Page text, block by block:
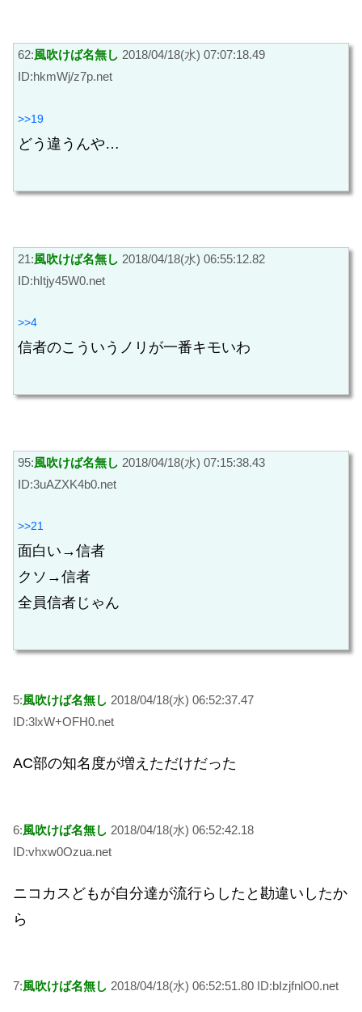
62:風吹けば名無し 2018/04/18(水) 07:07:18.49
ID:hkmWj/z7p.net
>>19
どう違うんや…
21:風吹けば名無し 2018/04/18(水) 06:55:12.82
ID:hItjy45W0.net
>>4
信者のこういうノリが一番キモいわ
95:風吹けば名無し 2018/04/18(水) 07:15:38.43
ID:3uAZXK4b0.net
>>21
面白い→信者
クソ→信者
全員信者じゃん
5:風吹けば名無し 2018/04/18(水) 06:52:37.47
ID:3lxW+OFH0.net
AC部の知名度が増えただけだった
6:風吹けば名無し 2018/04/18(水) 06:52:42.18
ID:vhxw0Ozua.net
ニコカスどもが自分達が流行らしたと勘違いしたか
ら
7:風吹けば名無し 2018/04/18(水) 06:52:51.80 ID:bIzjfnlO0.net